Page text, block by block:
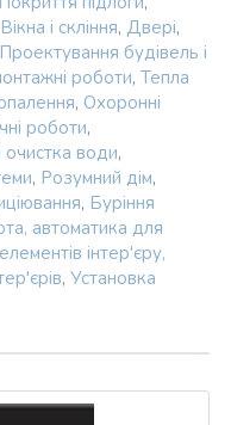
Вікна і скління, Двері,
Проектування будівель і
роботи, Тепла
, Охоронні
роботи,
очистка води,
, Розумний дім,
, Буріння
автоматика для
інтер'єру,
, Установка